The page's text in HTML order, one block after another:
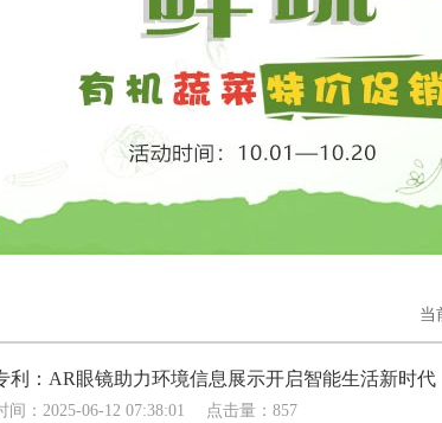
当
利：AR眼镜助力环境信息展示开启智能生活新时代
间：2025-06-12 07:38:01 点击量： 857